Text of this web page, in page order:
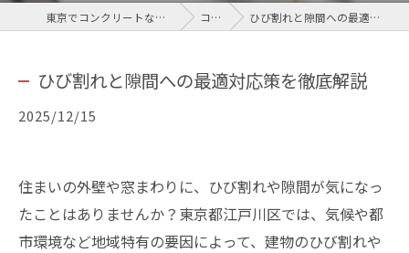
東京でコンクリートなら株式会社LIFIX コラム ひび割れと隙間への最適対応策を徹底解説
ひび割れと隙間への最適対応策を徹底解説
2025/12/15
住まいの外壁や窓まわりに、ひび割れや隙間が気になっ
たことはありませんか？東京都江戸川区では、気候や都
市環境など地域特有の要因によって、建物のひび割れや